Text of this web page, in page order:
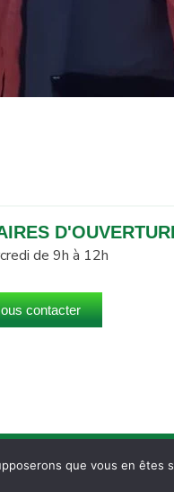
de 9h à 12h
contacter
Mentions légales
que vous en êtes